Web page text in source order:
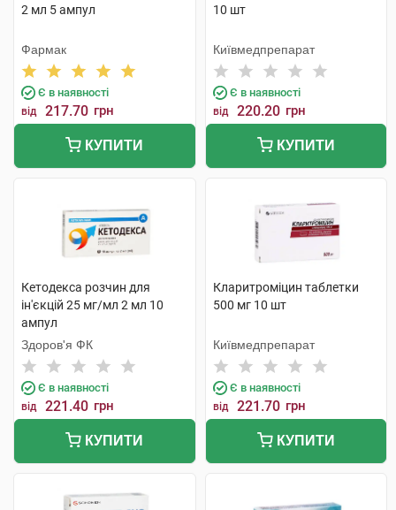
2 мл 5 ампул
Фармак
Є в наявності
від 217.70 грн
КУПИТИ
10 шт
Київмедпрепарат
Є в наявності
від 220.20 грн
КУПИТИ
Кетодекса розчин для
ін'єкцій 25 мг/мл 2 мл 10
ампул
Здоров'я ФК
Є в наявності
від 221.40 грн
КУПИТИ
Кларитроміцин таблетки
500 мг 10 шт
Київмедпрепарат
Є в наявності
від 221.70 грн
КУПИТИ